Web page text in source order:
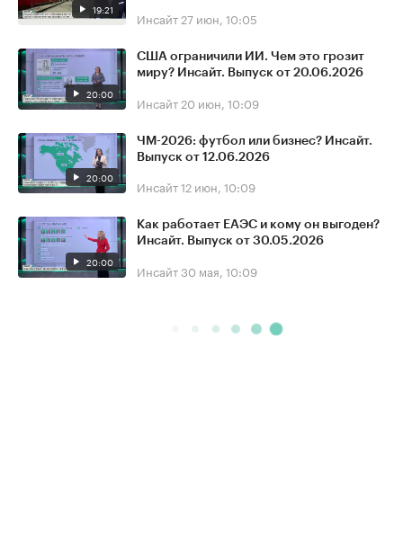
19:21 Инсайт 27 июн, 10:05
20:00
США ограничили ИИ. Чем это грозит
миру? Инсайт. Выпуск от 20.06.2026
Инсайт 20 июн, 10:09
20:00
ЧМ-2026: футбол или бизнес? Инсайт.
Выпуск от 12.06.2026
Инсайт12 июн, 10:09
20:00
Как работает ЕАЭС и кому он выгоден?
Инсайт. Выпуск от 30.05.2026
Инсайт30 мая, 10:09